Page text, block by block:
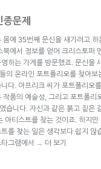
문제
몸에 35번째 문신을 새기려고 하
북에서 정보를 얻어 크리스토퍼
하는 가게를 방문했죠. 문신을
의 온라인 포트폴리오를 찾아보
다. 아프리크 씨가 포트폴리오
작품의 예술성, 그리고 포트폴리
습니다. 자신과 같은 붉고 짙은
아티스트를 찾는 것이죠. 하지만
를 찾는 일은 생각보다 쉽지 않
그램에서
→ 더 보기